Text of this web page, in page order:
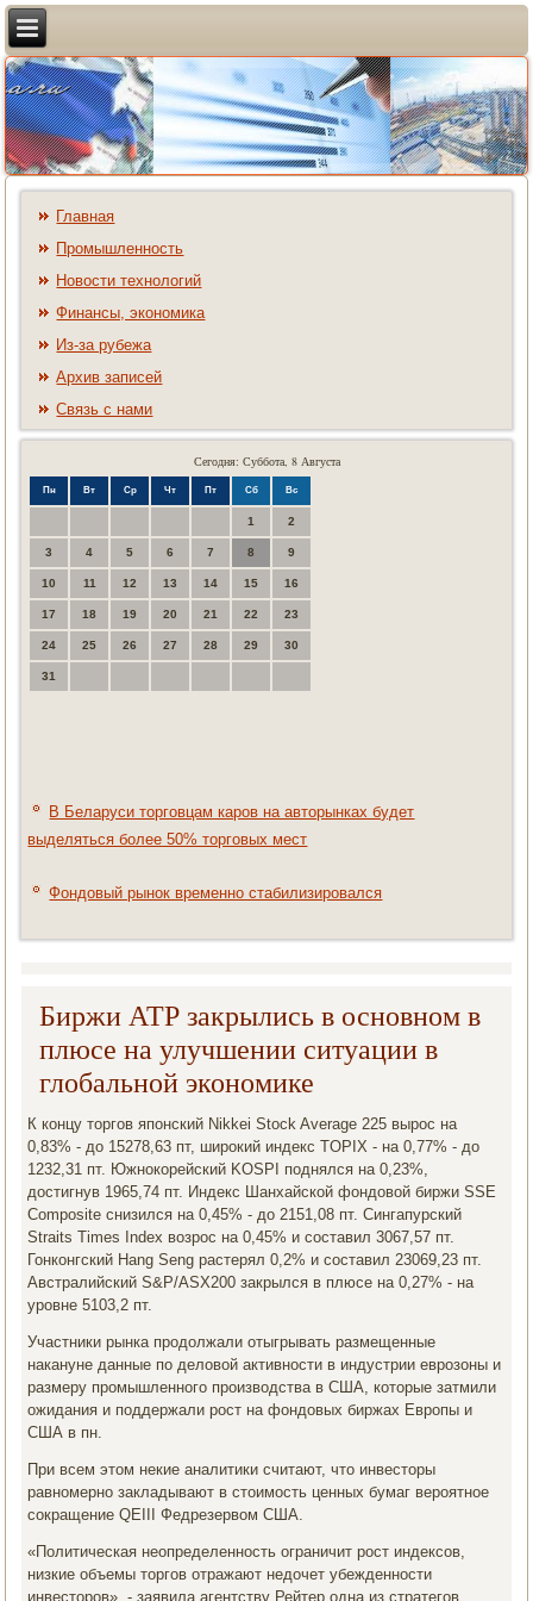
Главная
Промышленность
Новости технологий
Финансы, экономика
Из-за рубежа
Архив записей
Связь с нами
Сегодня: Суббота, 8 Августа
Пн Вт Ср Чт Пт Сб Вс
1 2
3 4 5 6 7 8 9
10 11 12 13 14 15 16
17 18 19 20 21 22 23
24 25 26 27 28 29 30
31
В Беларуси торговцам каров на авторынках будет
выделяться более 50% торговых мест
Фондовый рынок временно стабилизировался
Биржи АТР закрылись в основном в
плюсе на улучшении ситуации в
глобальной экономике
К концу торгов японский Nikkei Stock Average 225 вырос на
0,83% - до 15278,63 пт, широкий индекс TOPIX - на 0,77% - до
1232,31 пт. Южнокорейский KOSPI поднялся на 0,23%,
достигнув 1965,74 пт. Индекс Шанхайской фондовой биржи SSE
Composite снизился на 0,45% - до 2151,08 пт. Сингапурский
Straits Times Index возрос на 0,45% и составил 3067,57 пт.
Гонконгский Hang Seng растерял 0,2% и составил 23069,23 пт.
Австралийский S&P/ASX200 закрылся в плюсе на 0,27% - на
уровне 5103,2 пт.
Участники рынка продолжали отыгрывать размещенные
накануне данные по деловой активности в индустрии еврозоны и
размеру промышленного производства в США, которые затмили
ожидания и поддержали рост на фондовых биржах Европы и
США в пн.
При всем этом некие аналитики считают, что инвесторы
равномерно закладывают в стоимость ценных бумаг вероятное
сокращение QEIII Федрезервом США.
«Политическая неопределенность ограничит рост индексов,
низкие объемы торгов отражают недочет убежденности
инвесторов», - заявила агентству Рейтер одна из стратегов